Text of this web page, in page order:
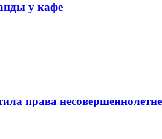
у кафе
права